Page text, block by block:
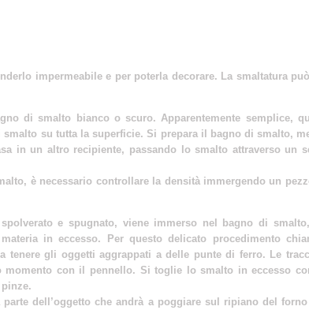
impermeabile e per poterla decorare. La smaltatura
di smalto bianco o scuro. Apparentemente semplice,
su tutta la superficie. Si prepara il bagno di smalto,
in un altro recipiente, passando lo smalto attraverso
è necessario controllare la densità immergendo un
spolverato e spugnato, viene immerso nel bagno di
in eccesso. Per questo delicato procedimento
tenere gli oggetti aggrappati a delle punte di ferro. Le
momento con il pennello. Si toglie lo smalto in eccesso
dell’oggetto che andrà a poggiare sul ripiano del